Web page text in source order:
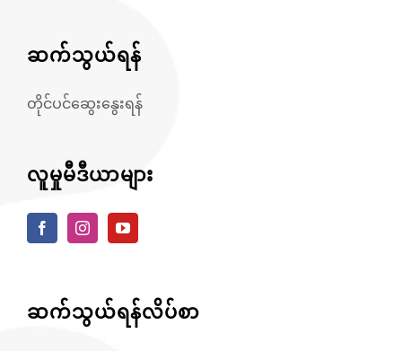
ဆက်သွယ်ရန်
တိုင်ပင်ဆွေးနွေးရန်
လူမှုမီဒီယာများ
ဆက်သွယ်ရန်လိပ်စာ